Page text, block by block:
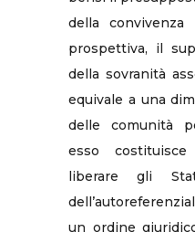
della
prospettiva, il
della sovranità
equivale a una
delle comunità
esso
liberare gli
un ordine